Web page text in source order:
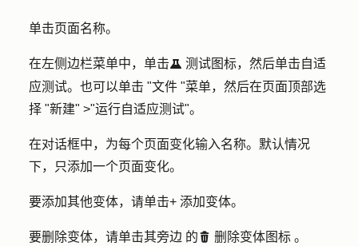
单击页面名称。
在左侧边栏菜单中，单击testIcon 测试图标，然后单击自适
应测试。也可以单击 "文件 "菜单，然后在页面顶部选
择 "新建" >"运行自适应测试"。
在对话框中，为每个页面变化输入名称。默认情况
下，只添加一个页面变化。
要添加其他变体，请单击+ 添加变体。
要删除变体，请单击其旁边 的delete 删除变体图标 。